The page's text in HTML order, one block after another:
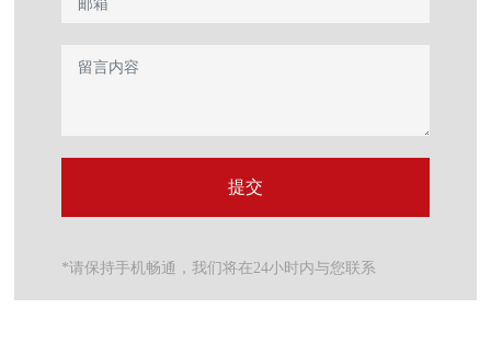
提交
*请保持手机畅通，我们将在24小时内与您联系